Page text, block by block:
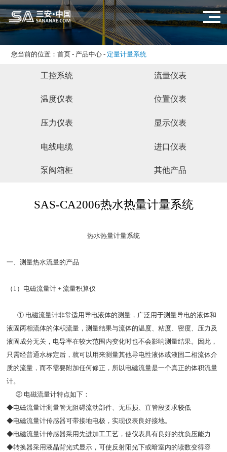
您当前的位置：首页- 产品中心 - 定量计量系统
工控系统 流量仪表
温度仪表 位置仪表
压力仪表 显示仪表
电线电缆 进口仪表
泵阀箱柜 其他产品
SAS-CA2006热水热量计量系统
热水热量计量系统
一、测量热水流量的产品
（ 1）电磁流量计 + 流量积算仪
① 电磁流量计非常适用导电液体的测量，广泛用于测量导电的液体和
液固两相流体的体积流量，测量结果与流体的温度、粘度、密度、压力及
液固成分无关，电导率在较大范围内变化时也不会影响测量结果。因此，
只需经普通水标定后，就可以用来测量其他导电性液体或液固二相流体介
质的流量，而不需要附加任何修正，所以电磁流量是一个真正的体积流量
计。
② 电磁流量计特点如下：
◆电磁流量计测量管无阻碍流动部件、无压损、直管段要求较低
◆电磁流量计传感器可带接地电极，实现仪表良好接地。
◆电磁流量计传感器采用先进加工工艺，使仪表具有良好的抗负压能力
◆转换器采用液晶背光式显示，可使反射阳光下或暗室内的读数变得容